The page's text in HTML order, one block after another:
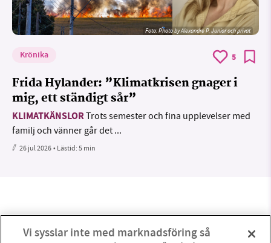
Foto:Photo by Alexandre P. Junior och privat
Krönika 5
Frida Hylander: ”Klimatkrisen gnager i
mig, ett ständigt sår”
KLIMATKÄNSLORTrots semester och fina upplevelser med
familj och vänner går det ...
26 jul 2026• Lästid:5 min
Vi sysslar inte med marknadsföring så